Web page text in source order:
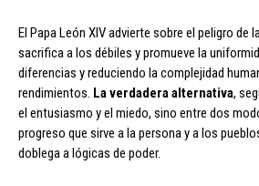
El Papa León XIV advierte sobre el peligro de
sacrifica a los débiles y promueve la
diferencias y reduciendo la complejidad
rendimientos. La verdadera alternativa,
el entusiasmo y el miedo, sino entre dos
progreso que sirve a la persona y a los
doblega a lógicas de poder.